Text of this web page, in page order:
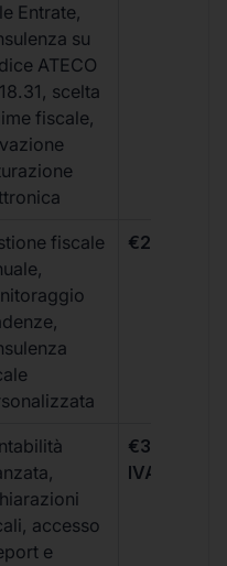
Entrate,
su
ATECO
scelta
fiscale,
fiscale
€264 +
accesso
e
€333 +
IVA/